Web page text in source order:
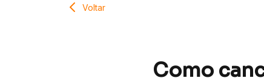
Voltar
Como